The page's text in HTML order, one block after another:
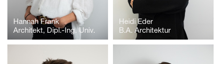
Hannah Frank
Architekt, Dipl.-Ing. Univ.
Heidi Eder
B.A. Architektur